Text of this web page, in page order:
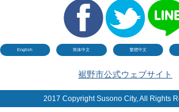
English 简体中文 繁體中文
裾野市公式ウェブサイト
2017 Copyright Susono City, All Rights